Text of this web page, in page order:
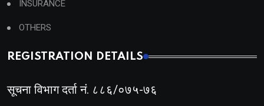
INSURANCE
OTHERS
REGISTRATION DETAILS
सूचना विभाग दर्ता नं. ८८६/०७५-७६